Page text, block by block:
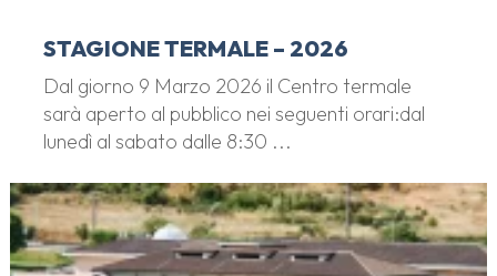
STAGIONE TERMALE – 2026
Dal giorno 9 Marzo 2026 il Centro termale
sarà aperto al pubblico nei seguenti orari:dal
lunedì al sabato dalle 8:30 ...